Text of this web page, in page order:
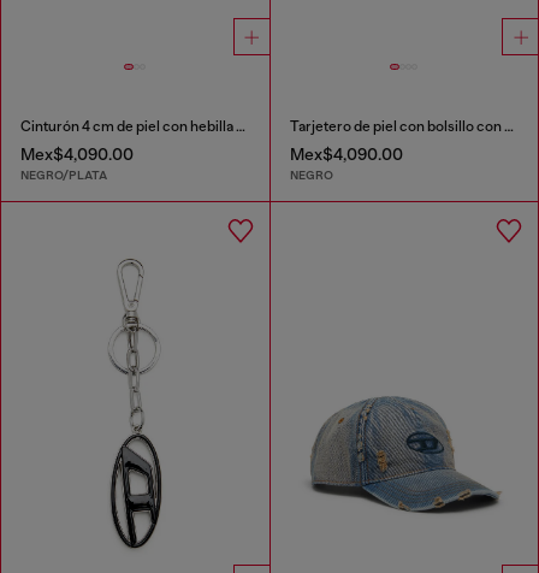
Cinturón 4 cm de piel con hebilla metálica en D
Mex$4,090.00
NEGRO/PLATA
Tarjetero de piel con bolsillo con zip
Mex$4,090.00
NEGRO